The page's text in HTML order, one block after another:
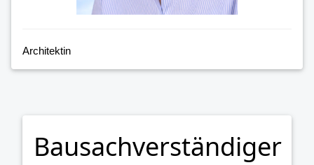
Architektin
Bausachverständiger